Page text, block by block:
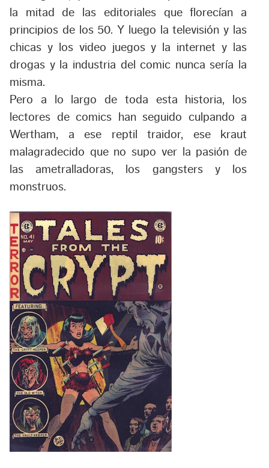
la mitad de las editoriales que florecían a
principios de los 50. Y luego la televisión y las
chicas y los video juegos y la internet y las
drogas y la industria del comic nunca sería la
misma.
Pero a lo largo de toda esta historia, los
lectores de comics han seguido culpando a
Wertham, a ese reptil traidor, ese kraut
malagradecido que no supo ver la pasión de
las ametralladoras, los gangsters y los
monstruos.